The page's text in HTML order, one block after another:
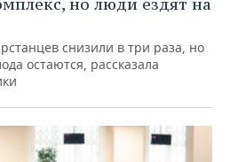
но люди ездят на
снизили в три раза, но
остаются, рассказала